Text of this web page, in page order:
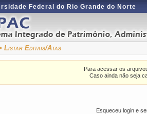
Federal do Rio Grande do Norte
Listar Editais/Atas
Para acessar os
Caso ainda não seja
Esqueceu login e